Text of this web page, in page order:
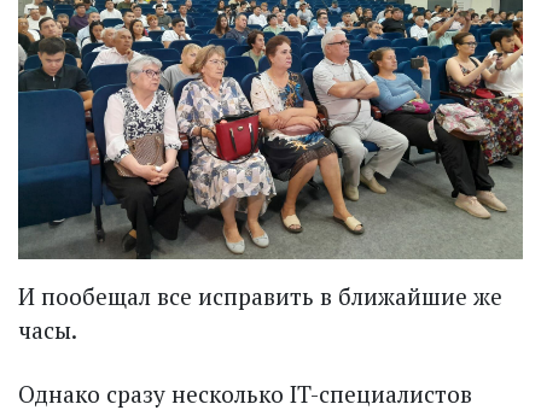
И пообещал все исправить в ближайшие же
часы.
Однако сразу несколько IT-специалистов